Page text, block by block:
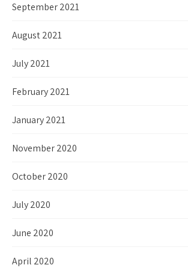
September 2021
August 2021
July 2021
February 2021
January 2021
November 2020
October 2020
July 2020
June 2020
April 2020